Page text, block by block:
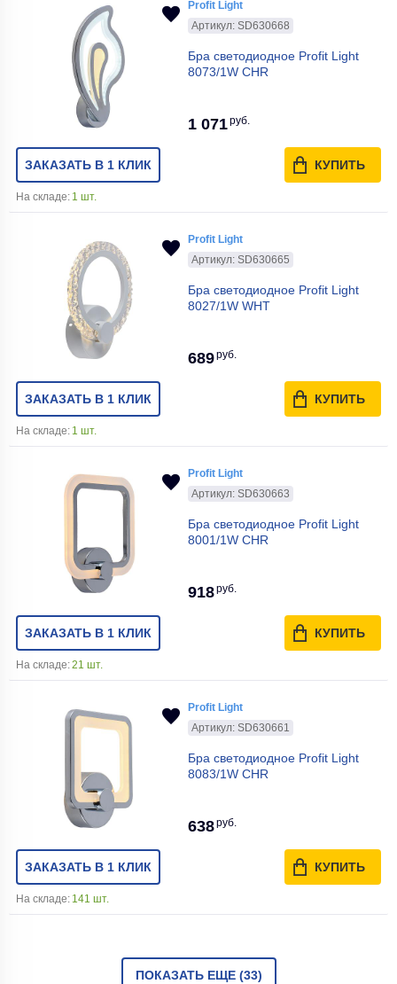
Profit Light
Артикул: SD630668
Бра светодиодное Profit Light
8073/1W CHR
1 071руб.
ЗАКАЗАТЬ В 1 КЛИК КУПИТЬ
На складе: 1 шт.
Profit Light
Артикул: SD630665
Бра светодиодное Profit Light
8027/1W WHT
689руб.
ЗАКАЗАТЬ В 1 КЛИК КУПИТЬ
На складе: 1 шт.
Profit Light
Артикул: SD630663
Бра светодиодное Profit Light
8001/1W CHR
918руб.
ЗАКАЗАТЬ В 1 КЛИК КУПИТЬ
На складе:21 шт.
Profit Light
Артикул: SD630661
Бра светодиодное Profit Light
8083/1W CHR
638руб.
ЗАКАЗАТЬ В 1 КЛИК КУПИТЬ
На складе: 141 шт.
ПОКАЗАТЬ ЕЩЕ (33)